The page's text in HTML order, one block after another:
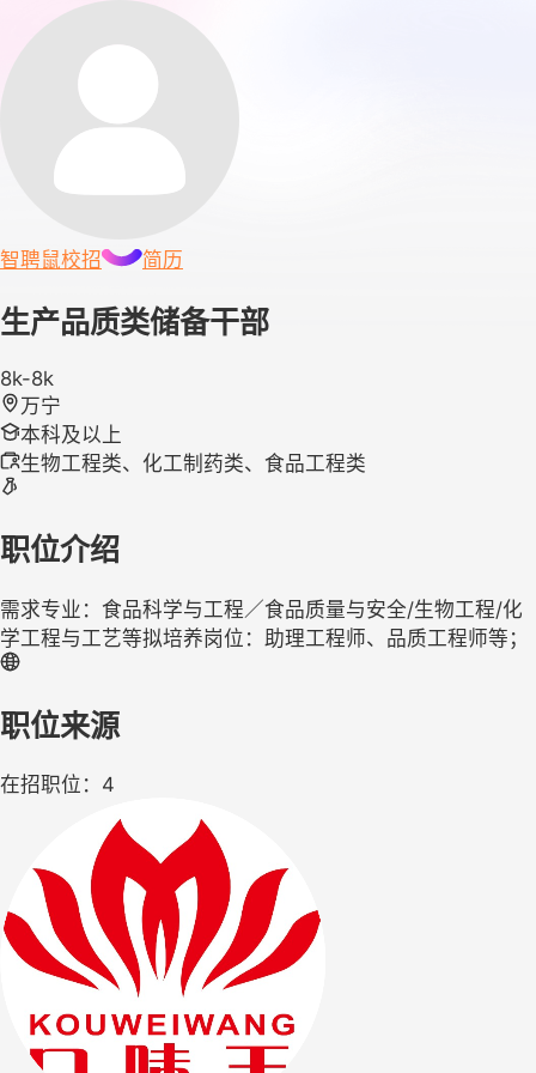
智聘鼠校招 简历
生产品质类储备干部
8k-8k
万宁
本科及以上
生物工程类、化工制药类、食品工程类
职位介绍
需求专业：食品科学与工程／食品质量与安全/生物工程/化
学工程与工艺等拟培养岗位：助理工程师、品质工程师等；
职位来源
在招职位：4